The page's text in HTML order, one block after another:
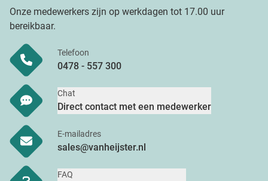
Onze medewerkers zijn op werkdagen tot 17.00 uur
bereikbaar.
Telefoon
0478 - 557 300
Chat
Direct contact met een medewerker
E-mailadres
sales@vanheijster.nl
FAQ